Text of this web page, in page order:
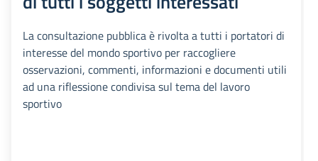
La consultazione pubblica è rivolta a tutti i portatori di
interesse del mondo sportivo per raccogliere
osservazioni, commenti, informazioni e documenti utili
ad una riflessione condivisa sul tema del lavoro
sportivo